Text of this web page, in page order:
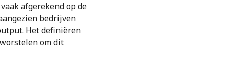
afgerekend op de
bedrijven
Het definiëren
om dit